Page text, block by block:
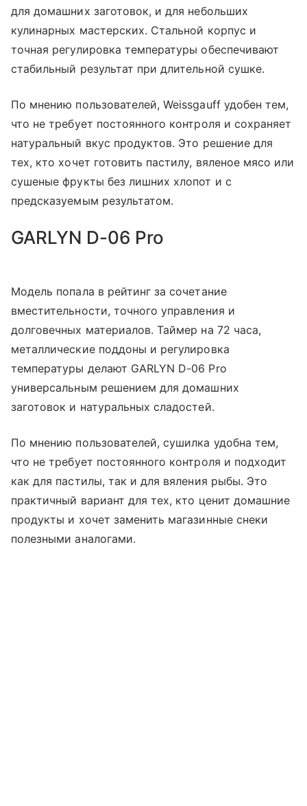
для домашних заготовок, и для небольших
кулинарных мастерских. Стальной корпус и
точная регулировка температуры обеспечивают
стабильный результат при длительной сушке.
По мнению пользователей, Weissgauff удобен тем,
что не требует постоянного контроля и сохраняет
натуральный вкус продуктов. Это решение для
тех, кто хочет готовить пастилу, вяленое мясо или
сушеные фрукты без лишних хлопот и с
предсказуемым результатом.
GARLYN D-06 Pro
Модель попала в рейтинг за сочетание
вместительности, точного управления и
долговечных материалов. Таймер на 72 часа,
металлические поддоны и регулировка
температуры делают GARLYN D-06 Pro
универсальным решением для домашних
заготовок и натуральных сладостей.
По мнению пользователей, сушилка удобна тем,
что не требует постоянного контроля и подходит
как для пастилы, так и для вяления рыбы. Это
практичный вариант для тех, кто ценит домашние
продукты и хочет заменить магазинные снеки
полезными аналогами.